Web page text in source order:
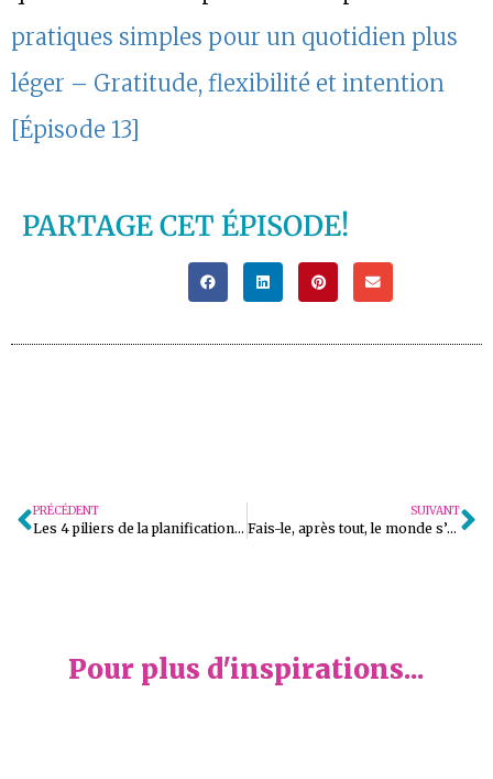
pratiques simples pour un quotidien plus
léger – Gratitude, flexibilité et intention
[Épisode 13]
PARTAGE CET ÉPISODE!
PRÉCÉDENT
Les 4 piliers de la planification d’un événement (ou : tu ne le sais pas tant que tu ne le sais pas!) [Épisode 27]
SUIVANT
Fais-le, après tout, le monde s’en câli…! [Épisode 29]
Pour plus d'inspirations...